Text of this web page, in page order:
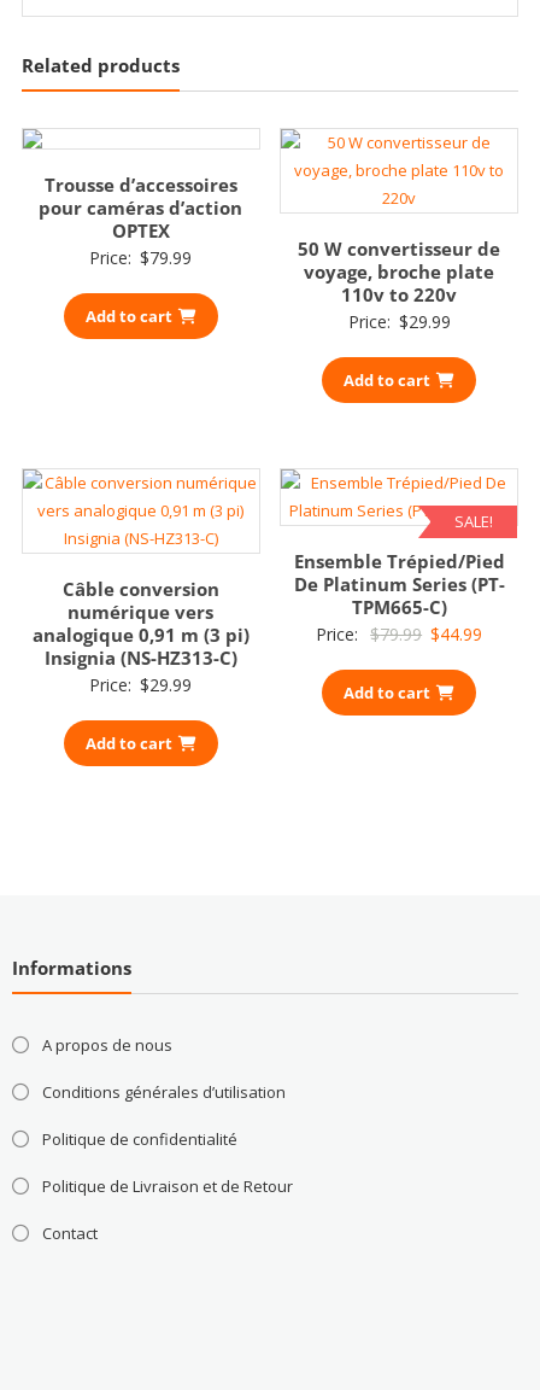
Related products
Trousse d’accessoires
pour caméras d’action
OPTEX
Price: $79.99
Add to cart
50 W convertisseur de
voyage, broche plate
110v to 220v
Price: $29.99
Add to cart
Câble conversion
numérique vers
analogique 0,91 m (3 pi)
Insignia (NS-HZ313-C)
Price: $29.99
Add to cart
SALE!
Ensemble Trépied/Pied
De Platinum Series (PT-
TPM665-C)
Price: $79.99 Original
was:
$79.99.
$44.99
Add to cart
Informations
A propos de nous
Conditions générales d’utilisation
Politique de confidentialité
Politique de Livraison et de Retour
Contact